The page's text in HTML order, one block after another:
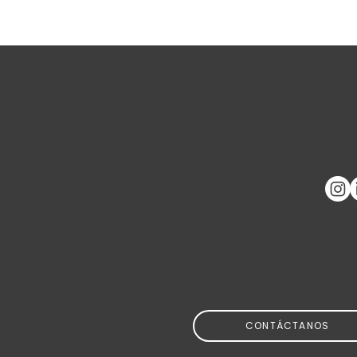
¿Qué
CONTÁCTANOS